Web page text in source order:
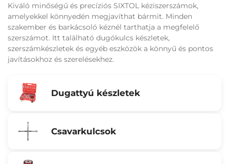
Kiváló minőségű és precíziós SIXTOL kéziszerszámok,
amelyekkel könnyedén megjavíthat bármit. Minden
szakember és barkácsoló kéznél tarthatja a megfelelő
szerszámot. Itt található dugókulcs készletek,
szerszámkészletek és egyéb eszközök a könnyű és pontos
javításokhoz és szerelésekhez.
Dugattyú készletek
Csavarkulcsok